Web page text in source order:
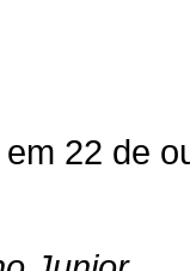
22 de